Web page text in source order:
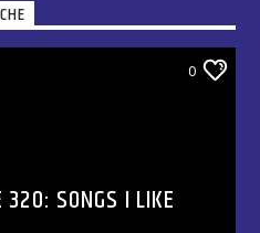
0
320: SONGS I LIKE